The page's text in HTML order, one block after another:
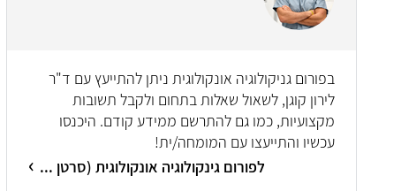
בפורום גניקולוגיה אונקולוגית ניתן להתייעץ עם ד"ר
לירון קוגן, לשאול שאלות בתחום ולקבל תשובות
מקצועיות, כמו גם להתרשם ממידע קודם. היכנסו
עכשיו והתייעצו עם המומחה/ית!
לפורום גינקולוגיה אונקולוגית (סרטן ...